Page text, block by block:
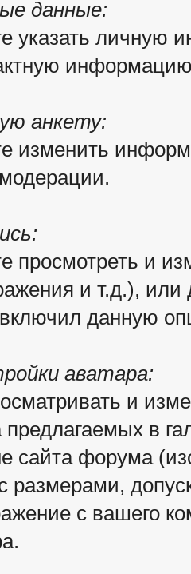
данные:
указать личную
анкету:
изменить
просмотреть и
и т.д.),
данную
аватара:
и
предлагаемых в
сайта форума
с размерами,
с вашего